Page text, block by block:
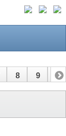
8 9 10